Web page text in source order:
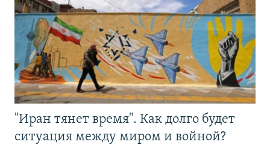
"Иран тянет время". Как долго будет
ситуация между миром и войной?